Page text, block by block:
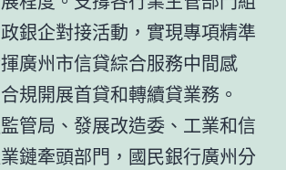
銀企對接活動，實現專項精準
廣州市信貸綜合服務中間感
規開展首貸和轉續貸業務。
監管局、發展改造委、工業和信
鏈牽頭部門，國民銀行廣州分